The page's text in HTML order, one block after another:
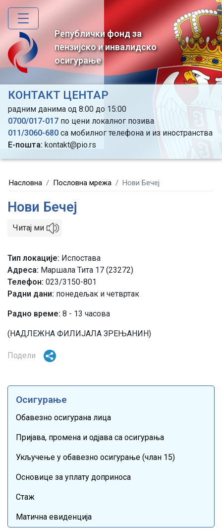
Skip
main
content
Републички фонд за
пензијско и инвалидско
осигурање
КОНТАКТ ЦЕНТАР
радним данима од 8:00 до 15:00
0700/017-017 по цени локалног позива
011/3060-680 са мобилног телефона и из иностранства
Е-пошта: kontakt@pio.rs
Насловна Пословна мрежа Нови Бечеј
Нови Бечеј
Читај ми
Тип локације Испостава
Адреса Маршала Тита 17 (23272)
Телефон 023/3150-801
Радни дани: понедељак и четвртак
Радно време: 8 - 13 часова
(НАДЛЕЖНА ФИЛИЈАЛА ЗРЕЊАНИН)
Подели
Осигурање
Обавезно осигурана лица
Пријава, промена и одјава са осигурања
Укључење у обавезно осигурање (члан 15)
Основице за уплату доприноса
Стаж
Матична евиденција